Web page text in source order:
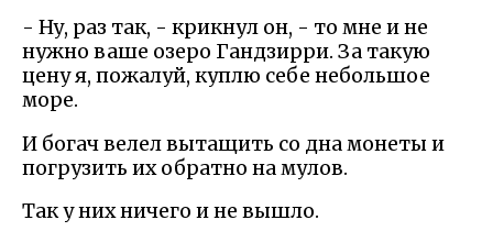
- Ну, раз так, - крикнул он, - то мне и не
нужно ваше озеро Гандзирри. За такую
цену я, пожалуй, куплю себе небольшое
море.
И богач велел вытащить со дна монеты и
погрузить их обратно на мулов.
Так у них ничего и не вышло.